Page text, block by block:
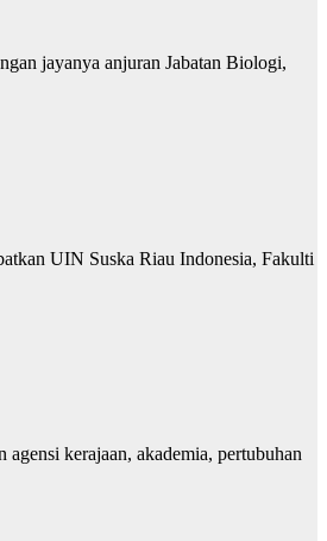
jayanya anjuran Jabatan Biologi,
UIN Suska Riau Indonesia, Fakulti
kerajaan, akademia, pertubuhan